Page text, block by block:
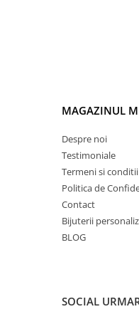
MAGAZINUL
Despre noi
Testimoniale
Termeni si conditii
Politica de
Contact
Bijuterii
BLOG
SOCIAL